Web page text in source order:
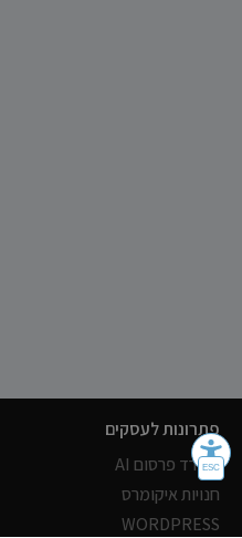
פתרונות לעסקים
משרד פרסום AI
חנויות איקומרס
WORDPRESS